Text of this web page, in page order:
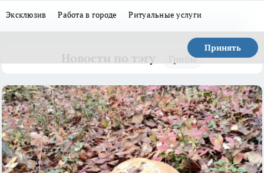
Эксклюзив Работа в городе Ритуальные услуги
Принять
Грибы